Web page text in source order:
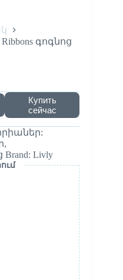
Ribbons գոգնոց
Купить
сейчас
,
Brand: Livly